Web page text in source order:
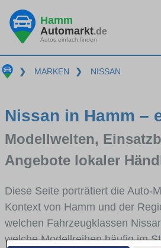
Hamm
Automarkt.de
Autos einfach finden
❯ MARKEN ❯ NISSAN
Nissan in Hamm –
Modellwelten,
Angebote lokaler
Diese Seite porträtiert die Auto-
Kontext von Hamm und der
welchen Fahrzeugklassen
welche Modellreihen häufig im